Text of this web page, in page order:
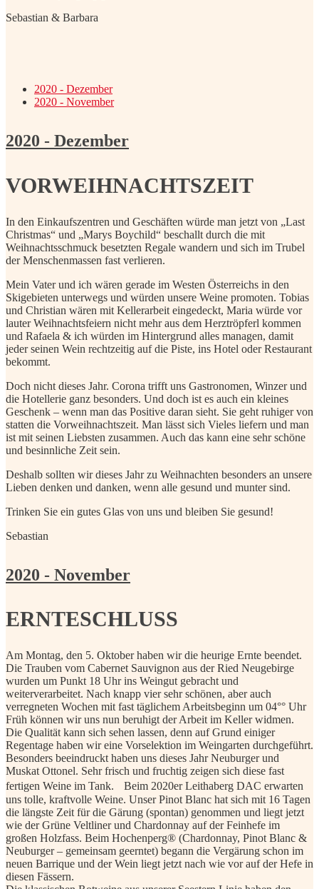
Sebastian & Barbara
2020 - Dezember
2020 - November
2020 - Dezember
VORWEIHNACHTSZEIT
In den Einkaufszentren und Geschäften würde man jetzt von „Last
Christmas“ und „Marys Boychild“ beschallt durch die mit
Weihnachtsschmuck besetzten Regale wandern und sich im Trubel
der Menschenmassen fast verlieren.
Mein Vater und ich wären gerade im Westen Österreichs in den
Skigebieten unterwegs und würden unsere Weine promoten. Tobias
und Christian wären mit Kellerarbeit eingedeckt, Maria würde vor
lauter Weihnachtsfeiern nicht mehr aus dem Herztröpferl kommen
und Rafaela & ich würden im Hintergrund alles managen, damit
jeder seinen Wein rechtzeitig auf die Piste, ins Hotel oder Restaurant
bekommt.
Doch nicht dieses Jahr. Corona trifft uns Gastronomen, Winzer und
die Hotellerie ganz besonders. Und doch ist es auch ein kleines
Geschenk – wenn man das Positive daran sieht. Sie geht ruhiger von
statten die Vorweihnachtszeit. Man lässt sich Vieles liefern und man
ist mit seinen Liebsten zusammen. Auch das kann eine sehr schöne
und besinnliche Zeit sein.
Deshalb sollten wir dieses Jahr zu Weihnachten besonders an unsere
Lieben denken und danken, wenn alle gesund und munter sind.
Trinken Sie ein gutes Glas von uns und bleiben Sie gesund!
Sebastian
2020 - November
ERNTESCHLUSS
Am Montag, den 5. Oktober haben wir die heurige Ernte beendet.
Die Trauben vom Cabernet Sauvignon aus der Ried Neugebirge
wurden um Punkt 18 Uhr ins Weingut gebracht und
weiterverarbeitet. Nach knapp vier sehr schönen, aber auch
verregneten Wochen mit fast täglichem Arbeitsbeginn um 04°° Uhr
Früh können wir uns nun beruhigt der Arbeit im Keller widmen.
Die Qualität kann sich sehen lassen, denn auf Grund einiger
Regentage haben wir eine Vorselektion im Weingarten durchgeführt.
Besonders beeindruckt haben uns dieses Jahr Neuburger und
Muskat Ottonel. Sehr frisch und fruchtig zeigen sich diese fast
fertigen Weine im Tank. Beim 2020er Leithaberg DAC erwarten
uns tolle, kraftvolle Weine. Unser Pinot Blanc hat sich mit 16 Tagen
die längste Zeit für die Gärung (spontan) genommen und liegt jetzt
wie der Grüne Veltliner und Chardonnay auf der Feinhefe im
großen Holzfass. Beim Hochenperg® (Chardonnay, Pinot Blanc &
Neuburger – gemeinsam geerntet) begann die Vergärung schon im
neuen Barrique und der Wein liegt jetzt nach wie vor auf der Hefe in
diesen Fässern.